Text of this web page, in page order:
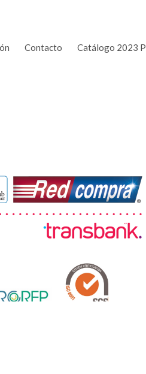
Contacto Catálogo 2023